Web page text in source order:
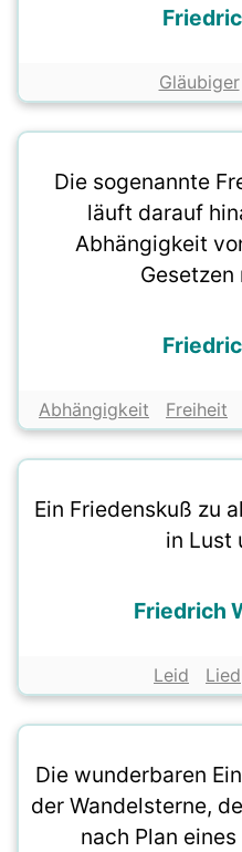
Gläubiger
Die sogenannte
läuft darauf
Abhängigkeit
Abhängigkeit Freiheit
Ein Friedenskuß zu
in Lust
Friedrich
Leid Lied
Die wunderbaren
der Wandelsterne,
nach Plan